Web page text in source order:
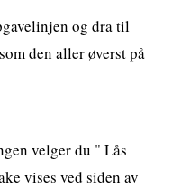
og dra til
den aller øverst på
velger du " Lås
vises ved siden av